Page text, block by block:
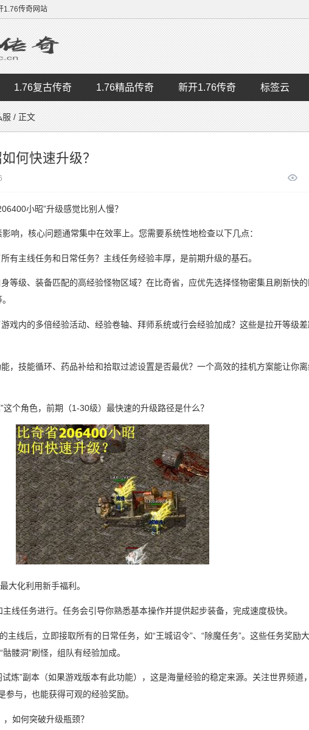
1.76传奇网站
1.76复古传奇 1.76精品传奇 新开1.76传奇 标签云
服/ 正文
何快速升级？
小昭”升级感觉比别人慢？
响，核心问题通常集中在效率上。您需要系统性地检查以下几点：
有主线任务和日常任务？主线任务经验丰厚，是前期升级的基石。
等级、装备匹配的高经验怪物区域？在比奇省，应优先选择怪物密集且刷新快的
戏内的多倍经验活动、经验卷轴、拜师系统或行会经验加成？这些是拉开等级差
，技能循环、药品补给和拾取过滤设置是否最优？一个高效的挂机方案能让你
这个角色，前期（1-30级）最快速的升级路径是什么？
大化利用新手福利。
线任务进行。任务会引导你熟悉基本操作并提供起步装备，完成速度极快。
主线后，立即接取所有的日常任务，如“王城诏令”、“除魔任务”。这些任务奖励
髅洞”刷怪，组队有经验加成。
炼”副本（如果游戏版本有此功能），这是海量经验的稳定来源。关注世界频道
参与，也能获得可观的经验奖励。
如何突破升级瓶颈？